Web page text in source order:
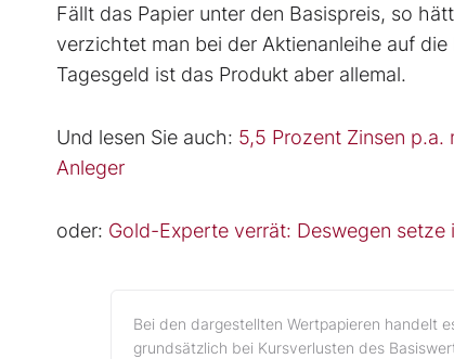
Fällt das Papier unter den Basispreis, so
verzichtet man bei der Aktienanleihe auf
Tagesgeld ist das Produkt aber allemal.
Und lesen Sie auch: 5,5 Prozent Zinsen
Anleger
oder: Gold-Experte verrät: Deswegen setze
Bei den dargestellten Wertpapieren handelt
grundsätzlich bei Kursverlusten des